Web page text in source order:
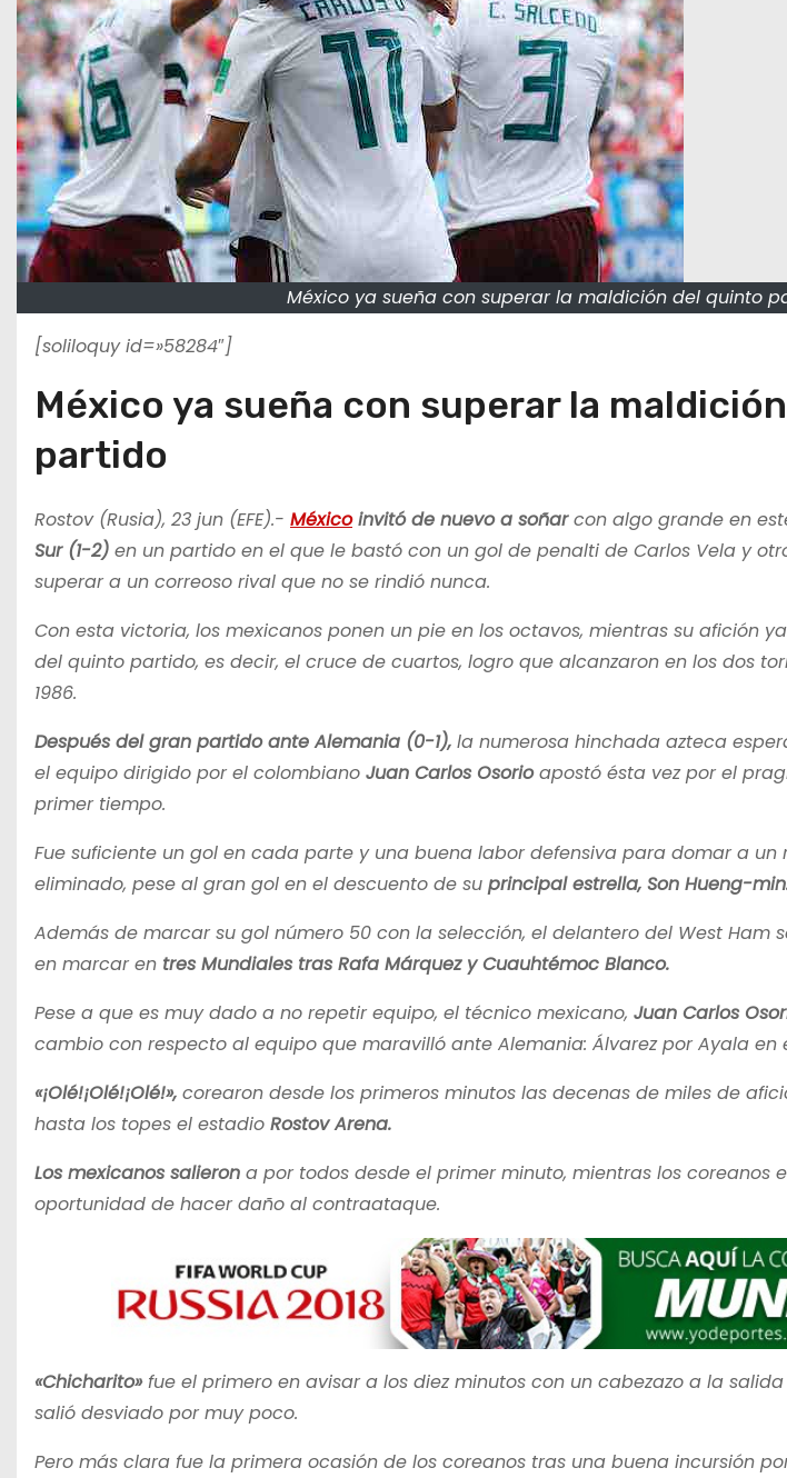
México ya sueña con superar la maldición del quinto
[soliloquy id=»58284″]
México ya sueña con superar la
partido
Rostov (Rusia), 23 jun (EFE).- Méxicoinvitó de nuevo a soñarcon algo grande en
Sur (1-2) en un partido en el que le bastó con un gol de penalti de Carlos Vela y
superar a un correoso rival que no se rindió nunca.
Con esta victoria, los mexicanos ponen un pie en los octavos, mientras su afición
del quinto partido, es decir, el cruce de cuartos, logro que alcanzaron en los dos
1986.
Después del gran partido ante Alemania (0-1), la numerosa hinchada azteca
el equipo dirigido por el colombiano Juan Carlos Osorioapostó ésta vez por el
primer tiempo.
Fue suficiente un gol en cada parte y una buena labor defensiva para domar a
eliminado, pese al gran gol en el descuento de su principal estrella, Son Hueng-
Además de marcar su gol número 50 con la selección, el delantero del West Ham
en marcar en tres Mundiales tras Rafa Márquez y Cuauhtémoc Blanco.
Pese a que es muy dado a no repetir equipo, el técnico mexicano, Juan Carlos
cambio con respecto al equipo que maravilló ante Alemania: Álvarez por Ayala en
«¡Olé!¡Olé!¡Olé!», corearon desde los primeros minutos las decenas de miles de
hasta los topes el estadio Rostov Arena.
Los mexicanos salieron a por todos desde el primer minuto, mientras los coreanos
oportunidad de hacer daño al contraataque.
«Chicharito»fue el primero en avisar a los diez minutos con un cabezazo a la
salió desviado por muy poco.
Pero más clara fue la primera ocasión de los coreanos tras una buena incursión